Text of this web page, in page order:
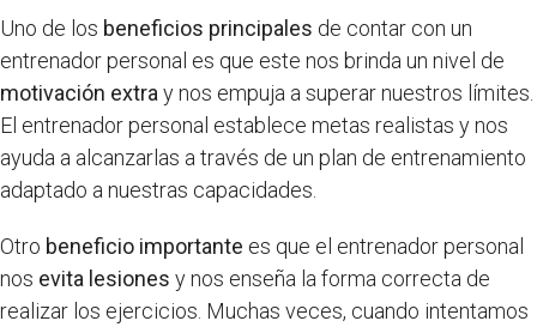
Uno de los beneficios principales de contar con un
entrenador personal es que este nos brinda un nivel de
motivación extra y nos empuja a superar nuestros límites.
El entrenador personal establece metas realistas y nos
ayuda a alcanzarlas a través de un plan de entrenamiento
adaptado a nuestras capacidades.
Otro beneficio importante es que el entrenador personal
nos evita lesiones y nos enseña la forma correcta de
realizar los ejercicios. Muchas veces, cuando intentamos